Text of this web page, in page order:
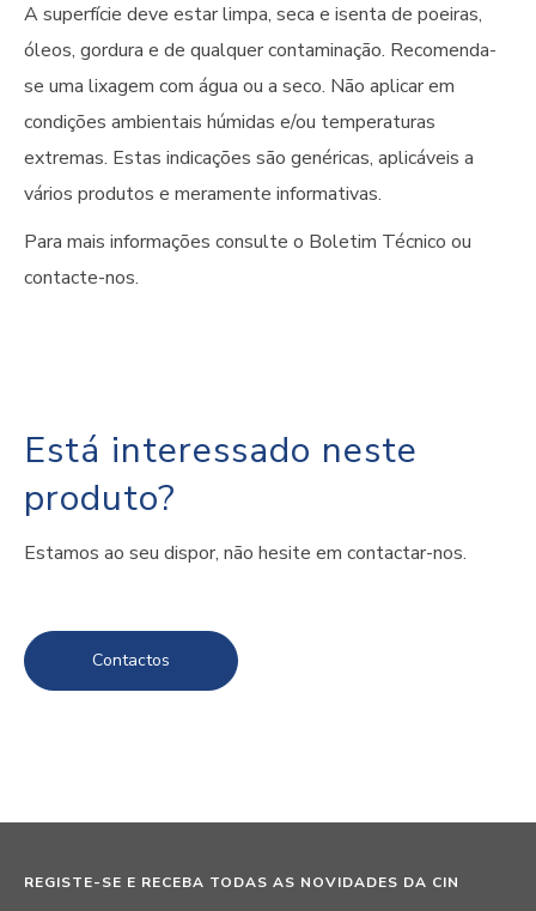
A superfície deve estar limpa, seca e isenta de poeiras,
óleos, gordura e de qualquer contaminação. Recomenda-
se uma lixagem com água ou a seco. Não aplicar em
condições ambientais húmidas e/ou temperaturas
extremas. Estas indicações são genéricas, aplicáveis a
vários produtos e meramente informativas.
Para mais informações consulte o Boletim Técnico ou
contacte-nos.
Está interessado neste
produto?
Estamos ao seu dispor, não hesite em contactar-nos.
Contactos
REGISTE-SE E RECEBA TODAS AS NOVIDADES DA CIN